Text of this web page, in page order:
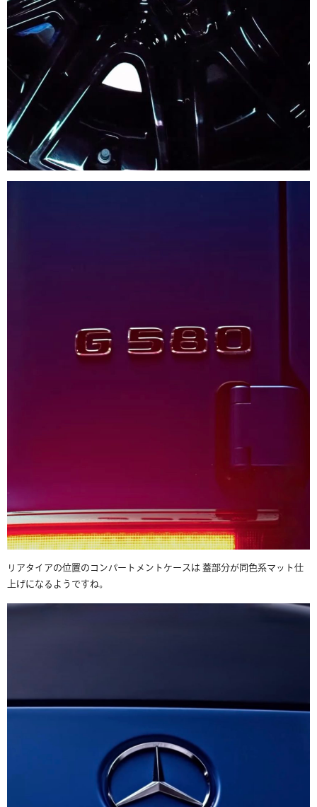
リアタイアの位置のコンパートメントケースは 蓋部分が同色系マット仕
上げになるようですね。